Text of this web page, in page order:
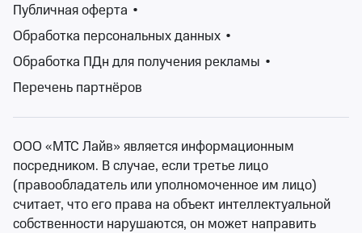
Концертный сезон непрерывен, а значит у вас всегда
есть возможность послушать любимую музыку.
Афиша концертов Амурской области ежедневно
пополняется: от классической и джазовой музыки, до
рока и электроники, от популярной музыки до
андеграунда. Знаменитые, заслуженные музыканты,
начинающие и андеграундные исполнители, музыка
для души, для танцев, для настроения. У вас всегда
есть возможность послушать как мэтров, так и новые
дарования, послушать любимые, привычные
композиции, либо узнать новых исполнителей и новые
Публичная оферта •
Обработка персональных данных •
Обработка ПДн для получения рекламы •
Перечень партнёров
ООО «МТС Лайв» является информационным
посредником. В случае, если третье лицо
(правообладатель или уполномоченное им лицо)
считает, что его права на объект интеллектуальной
собственности нарушаются, он может направить